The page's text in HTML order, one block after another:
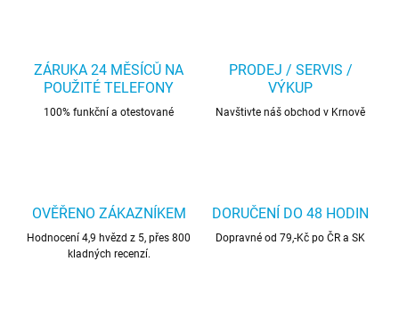
ZÁRUKA 24 MĚSÍCŮ NA
POUŽITÉ TELEFONY
100% funkční a otestované
PRODEJ / SERVIS /
VÝKUP
Navštivte náš obchod v Krnově
OVĚŘENO ZÁKAZNÍKEM
Hodnocení 4,9 hvězd z 5, přes 800
kladných recenzí.
DORUČENÍ DO 48 HODIN
Dopravné od 79,-Kč po ČR a SK